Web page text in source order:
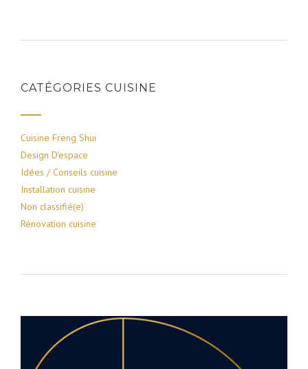
CATÉGORIES CUISINE
Cuisine Freng Shui
Design D'espace
Idées / Conseils cuisine
Installation cuisine
Non classifié(e)
Rénovation cuisine